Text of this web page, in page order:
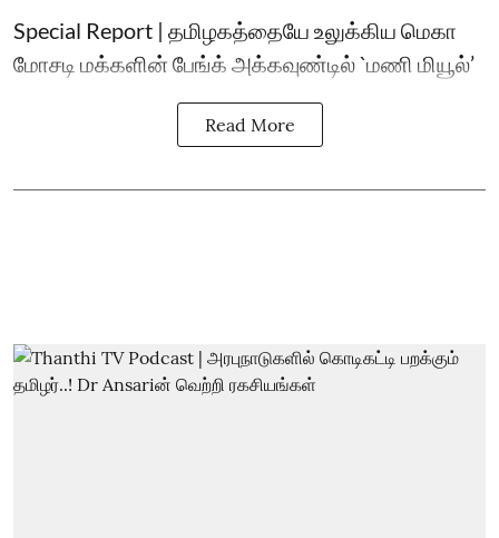
Special Report | தமிழகத்தையே உலுக்கிய மெகா
மோசடி மக்களின் பேங்க் அக்கவுண்டில் `மணி மியூல்’
Read More